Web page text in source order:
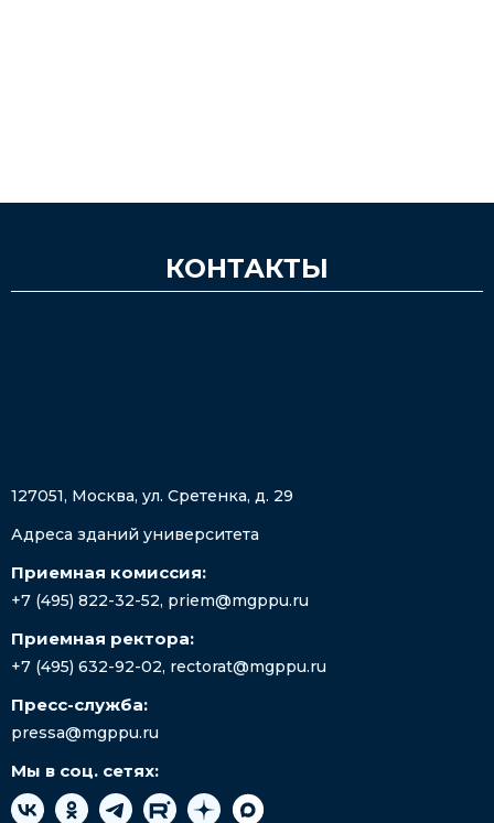
КОНТАКТЫ
127051, Москва, ул. Сретенка, д. 29
Адреса зданий университета
Приемная комиссия:
+7 (495) 822-32-52, priem@mgppu.ru
Приемная ректора:
+7 (495) 632-92-02, rectorat@mgppu.ru
Пресс-служба:
pressa@mgppu.ru
Мы в соц. сетях: